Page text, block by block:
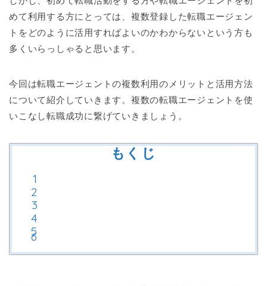
めて利用する方にとっては、複数登録した転職エージェン
トをどのように活用すればよいのかわからないという方も
多くいらっしゃると思います。
今回は転職エージェントの複数利用のメリットと活用方法
について紹介していきます。複数の転職エージェントを使
いこなし転職成功に繋げていきましょう。
もくじ